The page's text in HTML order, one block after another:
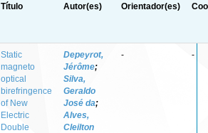
Título Autor(es) Orientador(es)
Static
magneto
optical
birefringence
of New
Electric
Double
Depeyrot,
Jérôme;
Silva,
Geraldo
José da;
Alves,
Cleilton
- -